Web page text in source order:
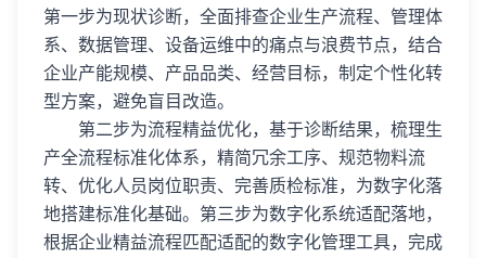
第一步为现状诊断，全面排查企业生产流程、管理体
系、数据管理、设备运维中的痛点与浪费节点，结合
企业产能规模、产品品类、经营目标，制定个性化转
型方案，避免盲目改造。
第二步为流程精益优化，基于诊断结果，梳理生
产全流程标准化体系，精简冗余工序、规范物料流
转、优化人员岗位职责、完善质检标准，为数字化落
地搭建标准化基础。第三步为数字化系统适配落地，
根据企业精益流程匹配适配的数字化管理工具，完成